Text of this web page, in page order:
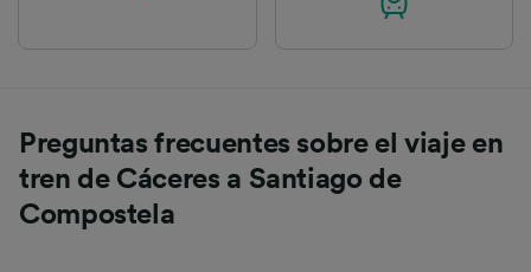
Preguntas frecuentes sobre el viaje en
tren de Cáceres a Santiago de
Compostela